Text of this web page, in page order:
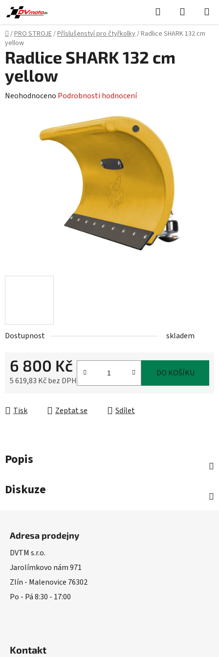
Přejít
na
obsah
Hledat
KOŠÍK
Domů
/PRO STROJE/Příslušenství pro čtyřkolky/Radlice SHARK 132 cm
yellow
Dostupnost skladem
6 800 Kč
5 619,83 Kč bez DPH
DO KOŠÍKU
Tisk Zeptat se Sdílet
Radlice SHARK 132 cm
yellow
Průměrné
Neohodnoceno Podrobnosti hodnocení
Popis
Diskuze
Adresa prodejny
DVTM s.r.o.
Jarolímkovo nám 971
Zlín - Malenovice 76302
Po - Pá 8:30 - 17:00
Kontakt